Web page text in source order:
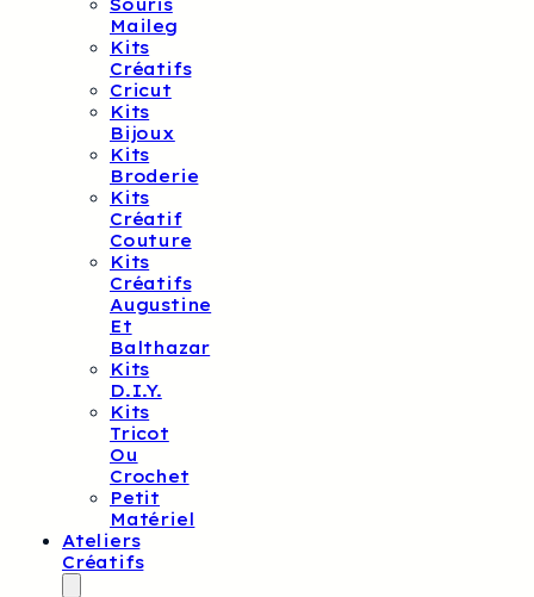
Souris
Maileg
Kits
Créatifs
Cricut
Kits
Bijoux
Kits
Broderie
Kits
Créatif
Couture
Kits
Créatifs
Augustine
Et
Balthazar
Kits
D.I.Y.
Kits
Tricot
Ou
Crochet
Petit
Matériel
Ateliers
Créatifs